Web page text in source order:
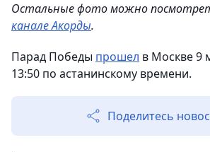
Остальные фото можно
канале Акорды.
Парад Победы прошел в Москве 9
13:50 по астанинскому времени.
Поделитесь